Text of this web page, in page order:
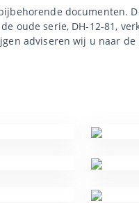
documenten.
oude serie, DH-12-81,
adviseren wij u naar de